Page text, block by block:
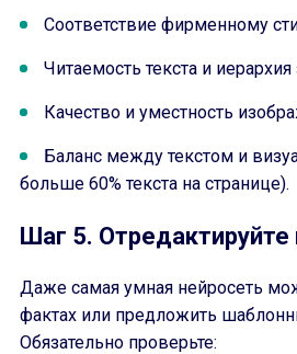
Соответствие фирменному
Читаемость текста и
Качество и уместность
Баланс между текстом и
больше 60% текста на странице).
Шаг 5. Отредактируйте
Даже самая умная нейросеть
фактах или предложить
Обязательно проверьте: